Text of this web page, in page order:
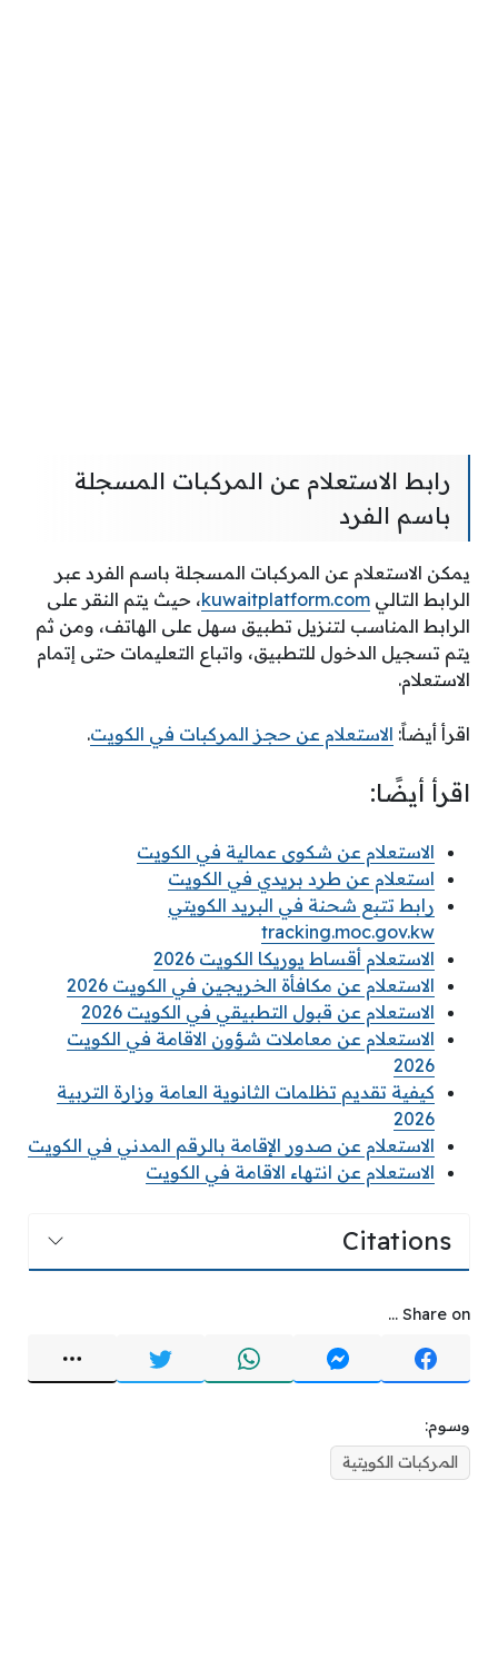
رابط الاستعلام عن المركبات المسجلة
باسم الفرد
يمكن الاستعلام عن المركبات المسجلة باسم الفرد عبر
الرابط التالي kuwaitplatform.com، حيث يتم النقر على
الرابط المناسب لتنزيل تطبيق سهل على الهاتف، ومن ثم
يتم تسجيل الدخول للتطبيق، واتباع التعليمات حتى إتمام
الاستعلام.
اقرأ أيضاً: الاستعلام عن حجز المركبات في الكويت.
اقرأ أيضًا:
الاستعلام عن شكوى عمالية في الكويت
استعلام عن طرد بريدي في الكويت
رابط تتبع شحنة في البريد الكويتي
tracking.moc.gov.kw
الاستعلام أقساط يوريكا الكويت 2026
الاستعلام عن مكافأة الخريجين في الكويت 2026
الاستعلام عن قبول التطبيقي في الكويت 2026
الاستعلام عن معاملات شؤون الاقامة في الكويت
2026
كيفية تقديم تظلمات الثانوية العامة وزارة التربية
2026
الاستعلام عن صدور الإقامة بالرقم المدني في الكويت
الاستعلام عن انتهاء الاقامة في الكويت
Citations
Share on ...
وسوم:
المركبات الكويتية